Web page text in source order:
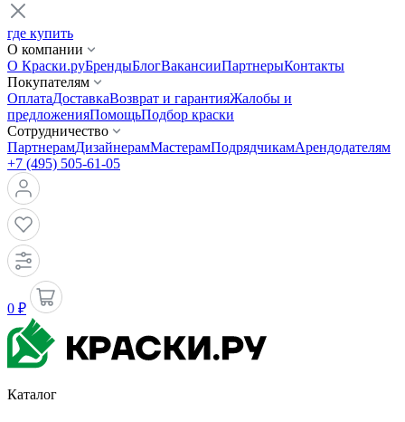
где купить
О компании
О Краски.руБрендыБлогВакансииПартнерыКонтакты
Покупателям
ОплатаДоставкаВозврат и гарантияЖалобы и
предложенияПомощьПодбор краски
Сотрудничество
ПартнерамДизайнерамМастерамПодрядчикамАрендодателям
+7 (495) 505-61-05
0 ₽
Каталог